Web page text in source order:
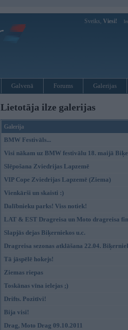
Sveiks, Viesi!
Galvenā Forums Galerijas
Lietotāja ilze galerijas
Galerija
BMW Festivāls...
Visi nākam uz BMW festivālu 18. maijā
Slēpošana Zviedrijas Lapzemē
VIP Cope Zviedrijas Lapzemē (Ziema)
Vienkārši un skaisti :)
Dalībnieku parks! Viss notiek!
LAT & EST Dragreisa un Moto dragreisa
Slapjās dejas Biķerniekos u.c.
Dragreisa sezonas atklāšana 22.04.
Tā jāspēlē hokejs!
Ziemas riepas
Toskānas vīna ielejas ;)
Drifts. Pozitīvi!
Bija visi!
Drag, Moto Drag 09.10.2011